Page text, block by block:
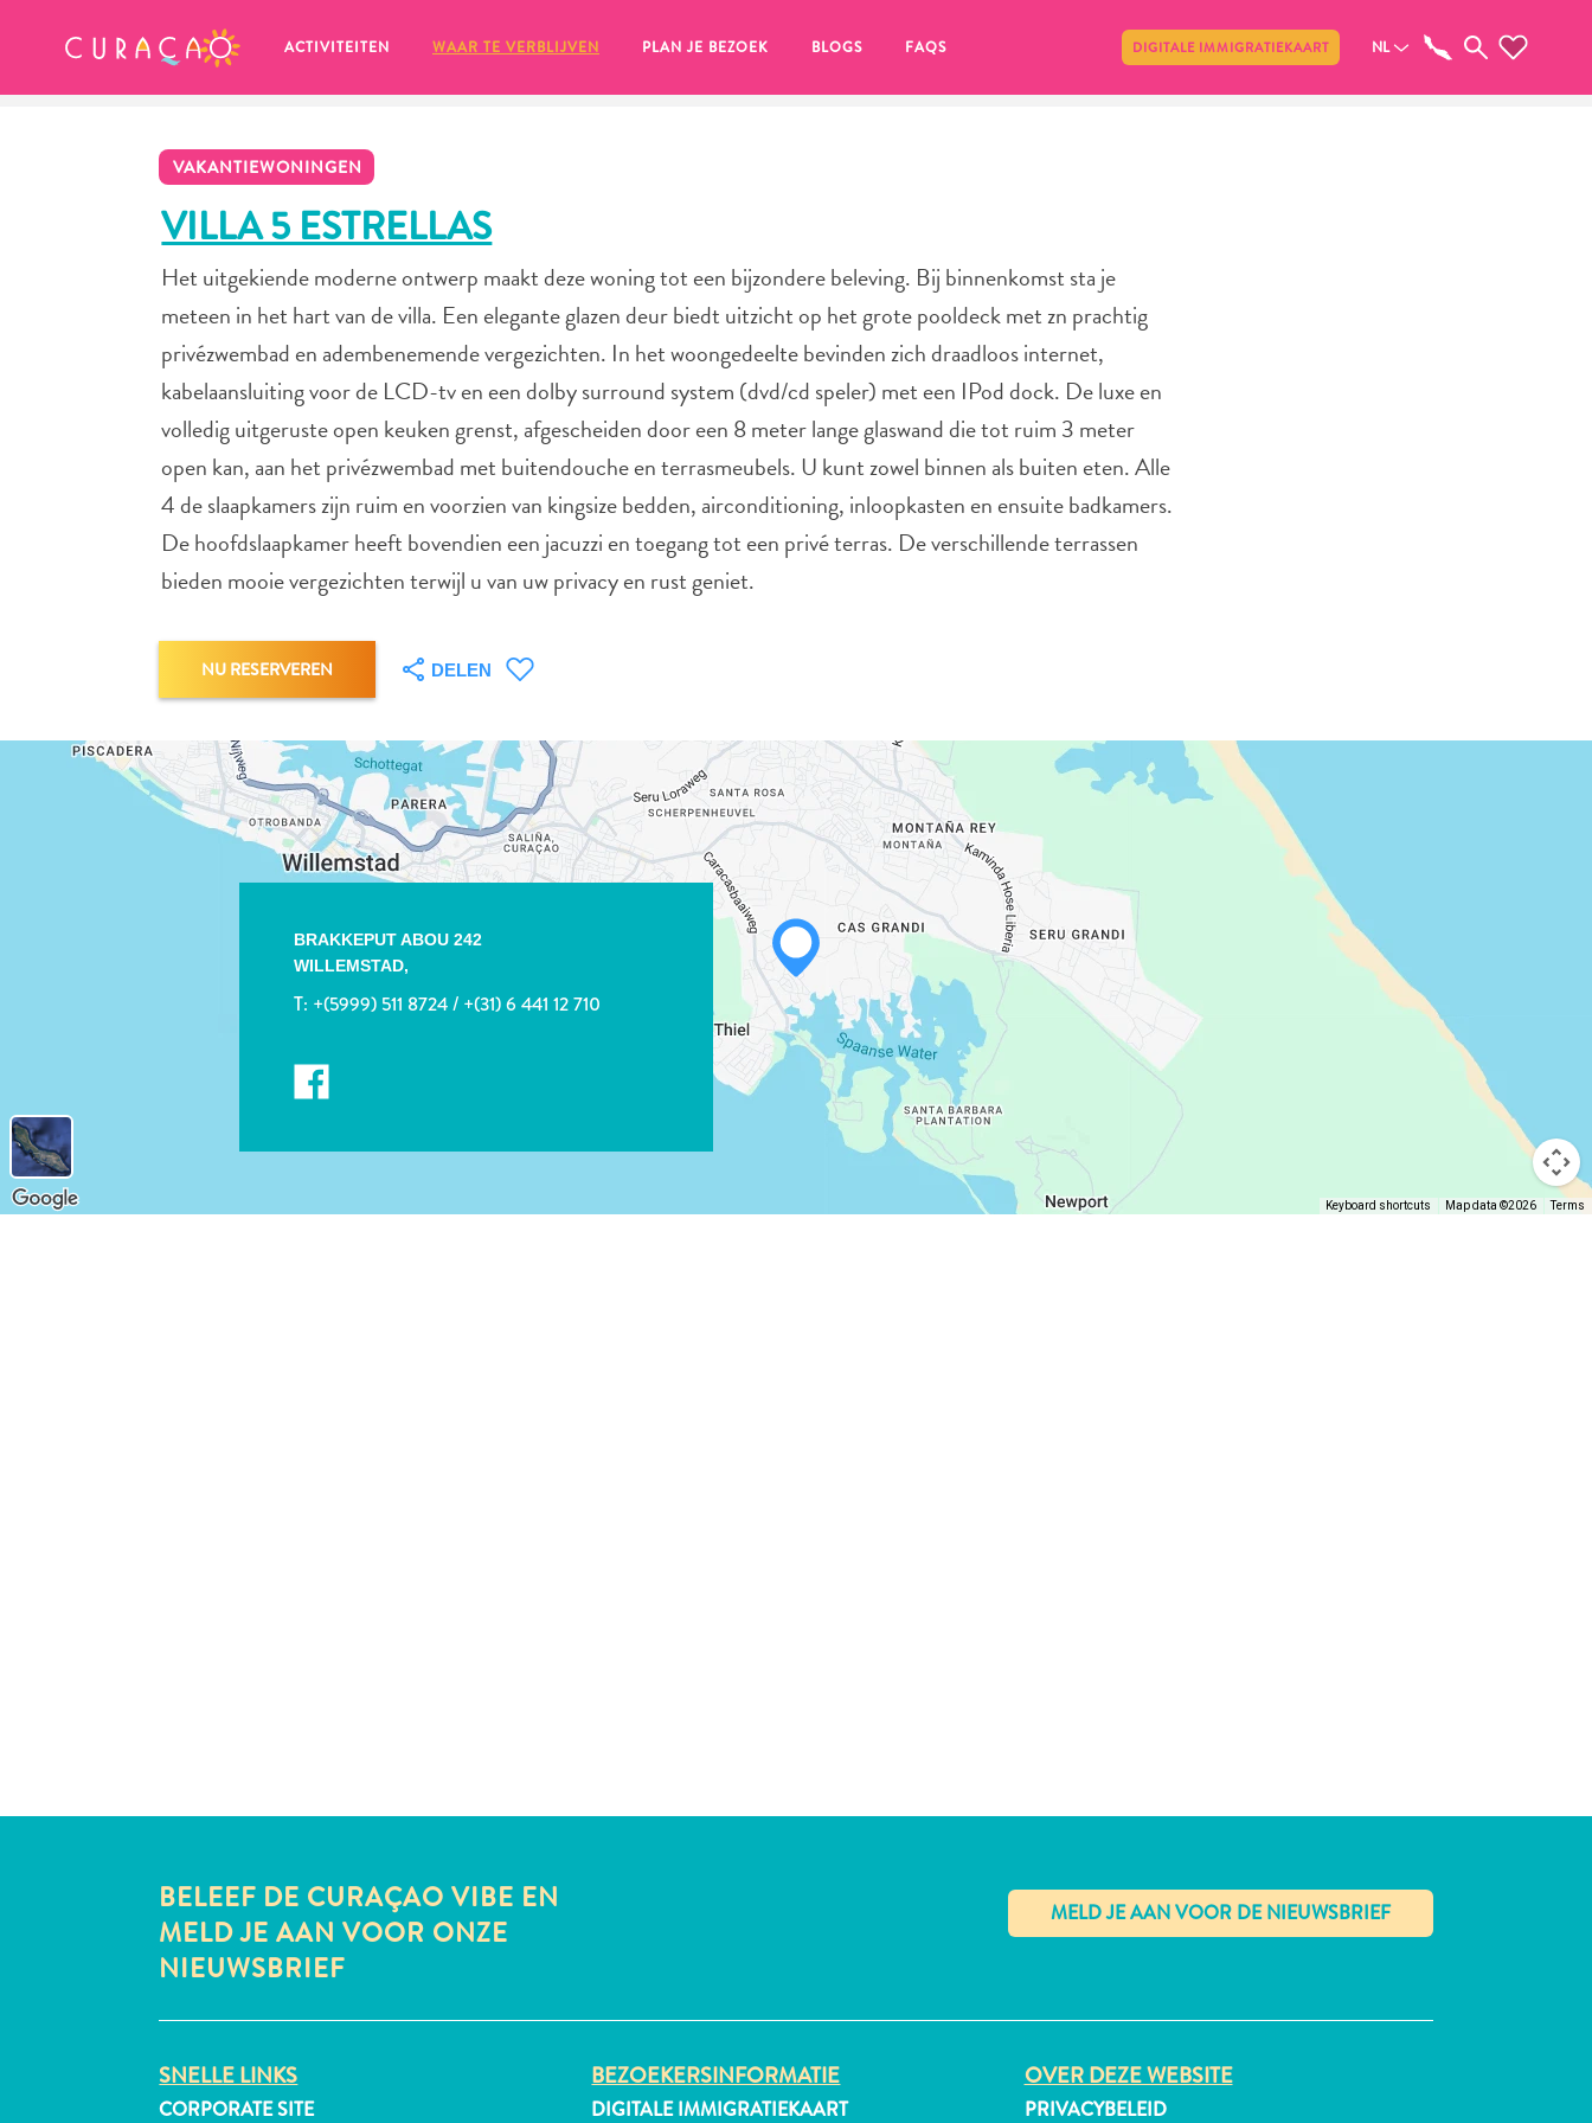
ACTIVITEITEN WAAR TE VERBLIJVEN PLAN JE BEZOEK BLOGS FAQS DIGITALE IMMIGRATIEKAART NL
VAKANTIEWONINGEN
VILLA 5 ESTRELLAS
Het uitgekiende moderne ontwerp maakt deze woning tot een bijzondere beleving. Bij binnenkomst sta je
meteen in het hart van de villa. Een elegante glazen deur biedt uitzicht op het grote pooldeck met zn prachtig
privézwembad en adembenemende vergezichten. In het woongedeelte bevinden zich draadloos internet,
kabelaansluiting voor de LCD-tv en een dolby surround system (dvd/cd speler) met een IPod dock. De luxe en
volledig uitgeruste open keuken grenst, afgescheiden door een 8 meter lange glaswand die tot ruim 3 meter
open kan, aan het privézwembad met buitendouche en terrasmeubels. U kunt zowel binnen als buiten eten. Alle
4 de slaapkamers zijn ruim en voorzien van kingsize bedden, airconditioning, inloopkasten en ensuite badkamers.
De hoofdslaapkamer heeft bovendien een jacuzzi en toegang tot een privé terras. De verschillende terrassen
bieden mooie vergezichten terwijl u van uw privacy en rust geniet.
NU RESERVEREN DELEN
BRAKKEPUT ABOU 242
WILLEMSTAD,
T: +(5999) 511 8724 / +(31) 6 441 12 710
Keyboard shortcuts Map data ©2026 Terms
BELEEF DE CURAÇAO VIBE EN
MELD JE AAN VOOR ONZE
NIEUWSBRIEF
✕
SNELLE LINKS
CORPORATE SITE
BEZOEKERSINFORMATIE
DIGITALE IMMIGRATIEKAART
OVER DEZE WEBSITE
PRIVACYBELEID
MIJN FAVORIETEN Delen
Zo te zien heb je nog geen
favoriete plekken opgeslagen.
Wanneer je iets op wil slaan om later nog eens te bekijken, klik op het